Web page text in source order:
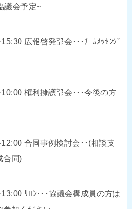
議会予定~
広報啓発部会･･･ﾁｰﾑﾒｯｾﾝｼﾞ
権利擁護部会･･･今後の方
合同事例検討会･･(相談支
合同)
ｻﾛﾝ･･･協議会構成員の方は